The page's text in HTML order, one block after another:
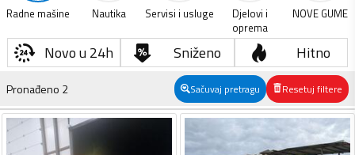
Radne mašine Nautika Servisi i usluge
Djelovi i
oprema
NOVE GUME
Novo u 24h Sniženo Hitno
Pronađeno 2 Sačuvaj pretragu Resetuj filtere